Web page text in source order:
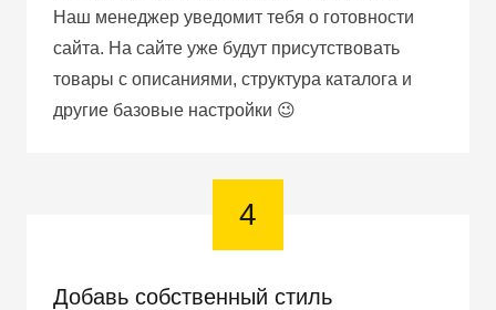
Наш менеджер уведомит тебя о готовности
сайта. На сайте уже будут присутствовать
товары с описаниями, структура каталога и
другие базовые настройки 😉
4
Добавь собственный стиль